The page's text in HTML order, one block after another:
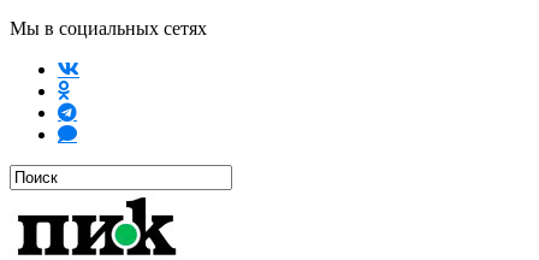
Мы в социальных сетях